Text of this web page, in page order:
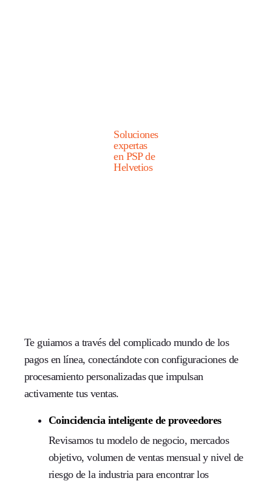
Soluciones
expertas
en PSP de
Helvetios
Te guiamos a través del complicado mundo de los
pagos en línea, conectándote con configuraciones de
procesamiento personalizadas que impulsan
activamente tus ventas.
Coincidencia inteligente de proveedores
Revisamos tu modelo de negocio, mercados
objetivo, volumen de ventas mensual y nivel de
riesgo de la industria para encontrar los